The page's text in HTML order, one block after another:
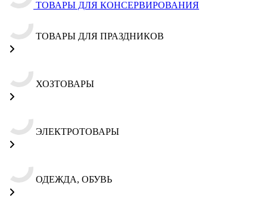
ТОВАРЫ ДЛЯ КОНСЕРВИРОВАНИЯ
ТОВАРЫ ДЛЯ ПРАЗДНИКОВ
ХОЗТОВАРЫ
ЭЛЕКТРОТОВАРЫ
ОДЕЖДА, ОБУВЬ